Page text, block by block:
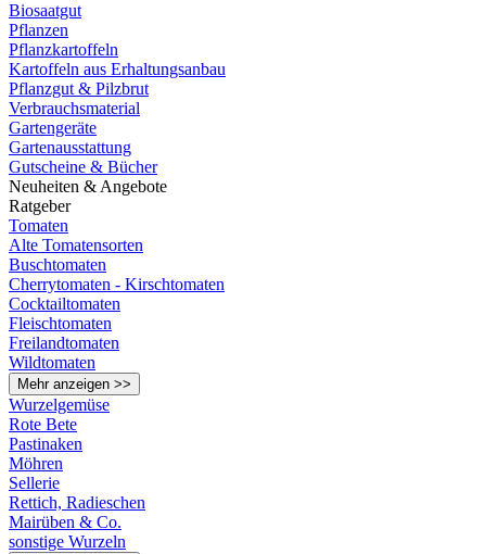
Biosaatgut
Pflanzen
Pflanzkartoffeln
Kartoffeln aus Erhaltungsanbau
Pflanzgut & Pilzbrut
Verbrauchsmaterial
Gartengeräte
Gartenausstattung
Gutscheine & Bücher
Neuheiten & Angebote
Ratgeber
Tomaten
Alte Tomatensorten
Buschtomaten
Cherrytomaten - Kirschtomaten
Cocktailtomaten
Fleischtomaten
Freilandtomaten
Wildtomaten
Mehr anzeigen >>
Wurzelgemüse
Rote Bete
Pastinaken
Möhren
Sellerie
Rettich, Radieschen
Mairüben & Co.
sonstige Wurzeln